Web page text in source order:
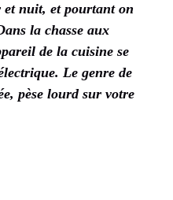
nuit, et pourtant on
la chasse aux
de la cuisine se
Le genre de
pèse lourd sur votre